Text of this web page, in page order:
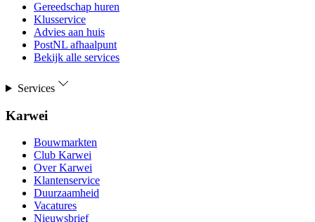
Gereedschap huren
Klusservice
Advies aan huis
PostNL afhaalpunt
Bekijk alle services
Services
Karwei
Bouwmarkten
Club Karwei
Over Karwei
Klantenservice
Duurzaamheid
Vacatures
Nieuwsbrief